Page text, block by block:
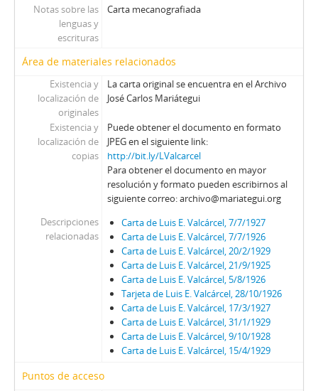
Notas sobre las
lenguas y
escrituras
Carta mecanografiada
Área de materiales relacionados
Existencia y
localización de
originales
La carta original se encuentra en el Archivo
José Carlos Mariátegui
Existencia y
localización de
copias
Puede obtener el documento en formato
JPEG en el siguiente link:
http://bit.ly/LValcarcel
Para obtener el documento en mayor
resolución y formato pueden escribirnos al
siguiente correo: archivo@mariategui.org
Descripciones
relacionadas
Carta de Luis E. Valcárcel, 7/7/1927
Carta de Luis E. Valcárcel, 7/7/1926
Carta de Luis E. Valcárcel, 20/2/1929
Carta de Luis E. Valcárcel, 21/9/1925
Carta de Luis E. Valcárcel, 5/8/1926
Tarjeta de Luis E. Valcárcel, 28/10/1926
Carta de Luis E. Valcárcel, 17/3/1927
Carta de Luis E. Valcárcel, 31/1/1929
Carta de Luis E. Valcárcel, 9/10/1928
Carta de Luis E. Valcárcel, 15/4/1929
Puntos de acceso